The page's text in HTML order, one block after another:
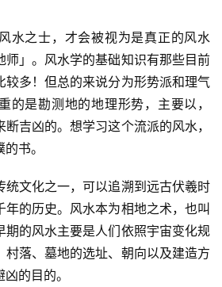
水之士，才会被视为是真正的风水
师」。风水学的基础知识有那些目前
较多！但总的来说分为形势派和理气
的是勘测地的地理形势，主要以，
吉凶的。想学习这个流派的风水，
书。
统文化之一，可以追溯到远古伏羲时
的历史。风水本为相地之术，也叫
期的风水主要是人们依照宇宙变化规
村落、墓地的选址、朝向以及建造方
的目的。